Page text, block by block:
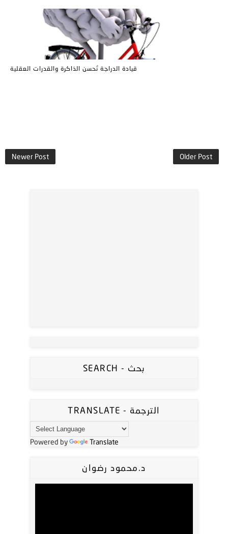
قيادة الدراجة تُحسن الذاكرة والقدرات العقلية
Newer Post Older Post
SEARCH - بحث
TRANSLATE - الترجمة
Powered by Translate
د.محمود رضوان